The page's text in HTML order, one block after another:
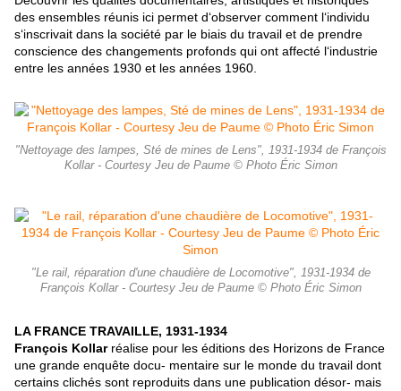
des ensembles réunis ici permet d‘observer comment l‘individu
s‘inscrivait dans la société par le biais du travail et de prendre
conscience des changements profonds qui ont affecté l‘industrie
entre les années 1930 et les années 1960.
"Nettoyage des lampes, Sté de mines de Lens", 1931-1934 de François
Kollar - Courtesy Jeu de Paume © Photo Éric Simon
"Le rail, réparation d'une chaudière de Locomotive", 1931-1934 de
François Kollar - Courtesy Jeu de Paume © Photo Éric Simon
LA FRANCE TRAVAILLE, 1931-1934
François Kollarréalise pour les éditions des Horizons de France
une grande enquête docu- mentaire sur le monde du travail dont
certains clichés sont reproduits dans une publication désor- mais